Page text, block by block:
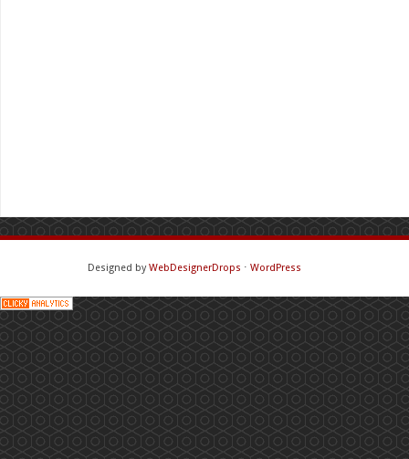
Designed byWebDesignerDrops ⋅ WordPress